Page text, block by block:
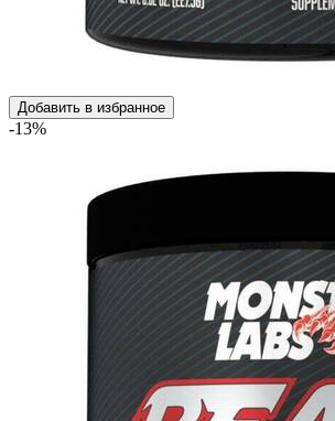
Добавить в избранное
-13%